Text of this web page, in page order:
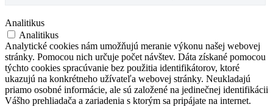
Analitikus
Analitikus
Analytické cookies nám umožňujú meranie výkonu našej webovej
stránky. Pomocou nich určuje počet návštev. Dáta získané pomocou
týchto cookies spracúvanie bez použitia identifikátorov, ktoré
ukazujú na konkrétneho užívateľa webovej stránky. Neukladajú
priamo osobné informácie, ale sú založené na jedinečnej identifikácii
Vášho prehliadača a zariadenia s ktorým sa pripájate na internet.